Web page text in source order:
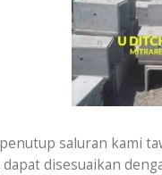
saluran kami
disesuaikan